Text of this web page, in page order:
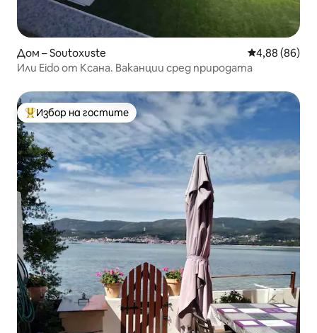
Дом – Soutoxuste Средна
4,88 (86)
Или Eido от Ксана. Ваканции сред природата
Най-популярен избор на гостите
Избор на гостите